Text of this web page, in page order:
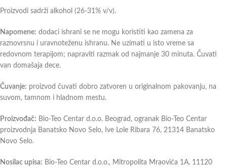
Proizvodi sadrži alkohol (26-31% v/v).
Napomene: dodaci ishrani se ne mogu koristiti kao zamena za
raznovrsnu i uravnoteženu ishranu. Ne uzimati u isto vreme sa
redovnom terapijom; napraviti razmak od najmanje 30 minuta. Čuvati
van domašaja dece.
Čuvanje: proizvod čuvati dobro zatvoren u originalnom pakovanju, na
suvom, tamnom i hladnom mestu.
Proizvođač: Bio-Teo Centar d.o.o. Beograd, ogranak Bio-Teo Centar
proizvodnja Banatsko Novo Selo, Ive Lole Ribara 76, 21314 Banatsko
Novo Selo.
Nosilac upisa: Bio-Teo Centar d.o.o., Mitropolita Mraovića 1A, 11120